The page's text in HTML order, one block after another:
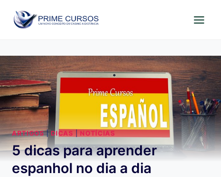
para
ARTIGOS|DICAS NOTÍCIAS
5 dicas para aprender
espanhol no dia a dia